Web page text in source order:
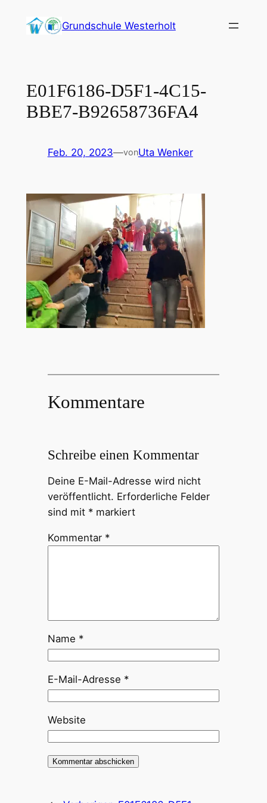
Inhalt
Grundschule Westerholt
E01F6186-D5F1-4C15-
BBE7-B92658736FA4
Feb. 20, 2023—vonUta Wenker
Kommentare
Schreibe einen Kommentar
Deine E-Mail-Adresse wird nicht
veröffentlicht. Erforderliche Felder
sind mit *markiert
Kommentar *
Name *
E-Mail-Adresse *
Website